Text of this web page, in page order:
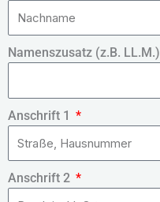
Namenszusatz (z.B. LL.M.)
Anschrift 1
Anschrift 2